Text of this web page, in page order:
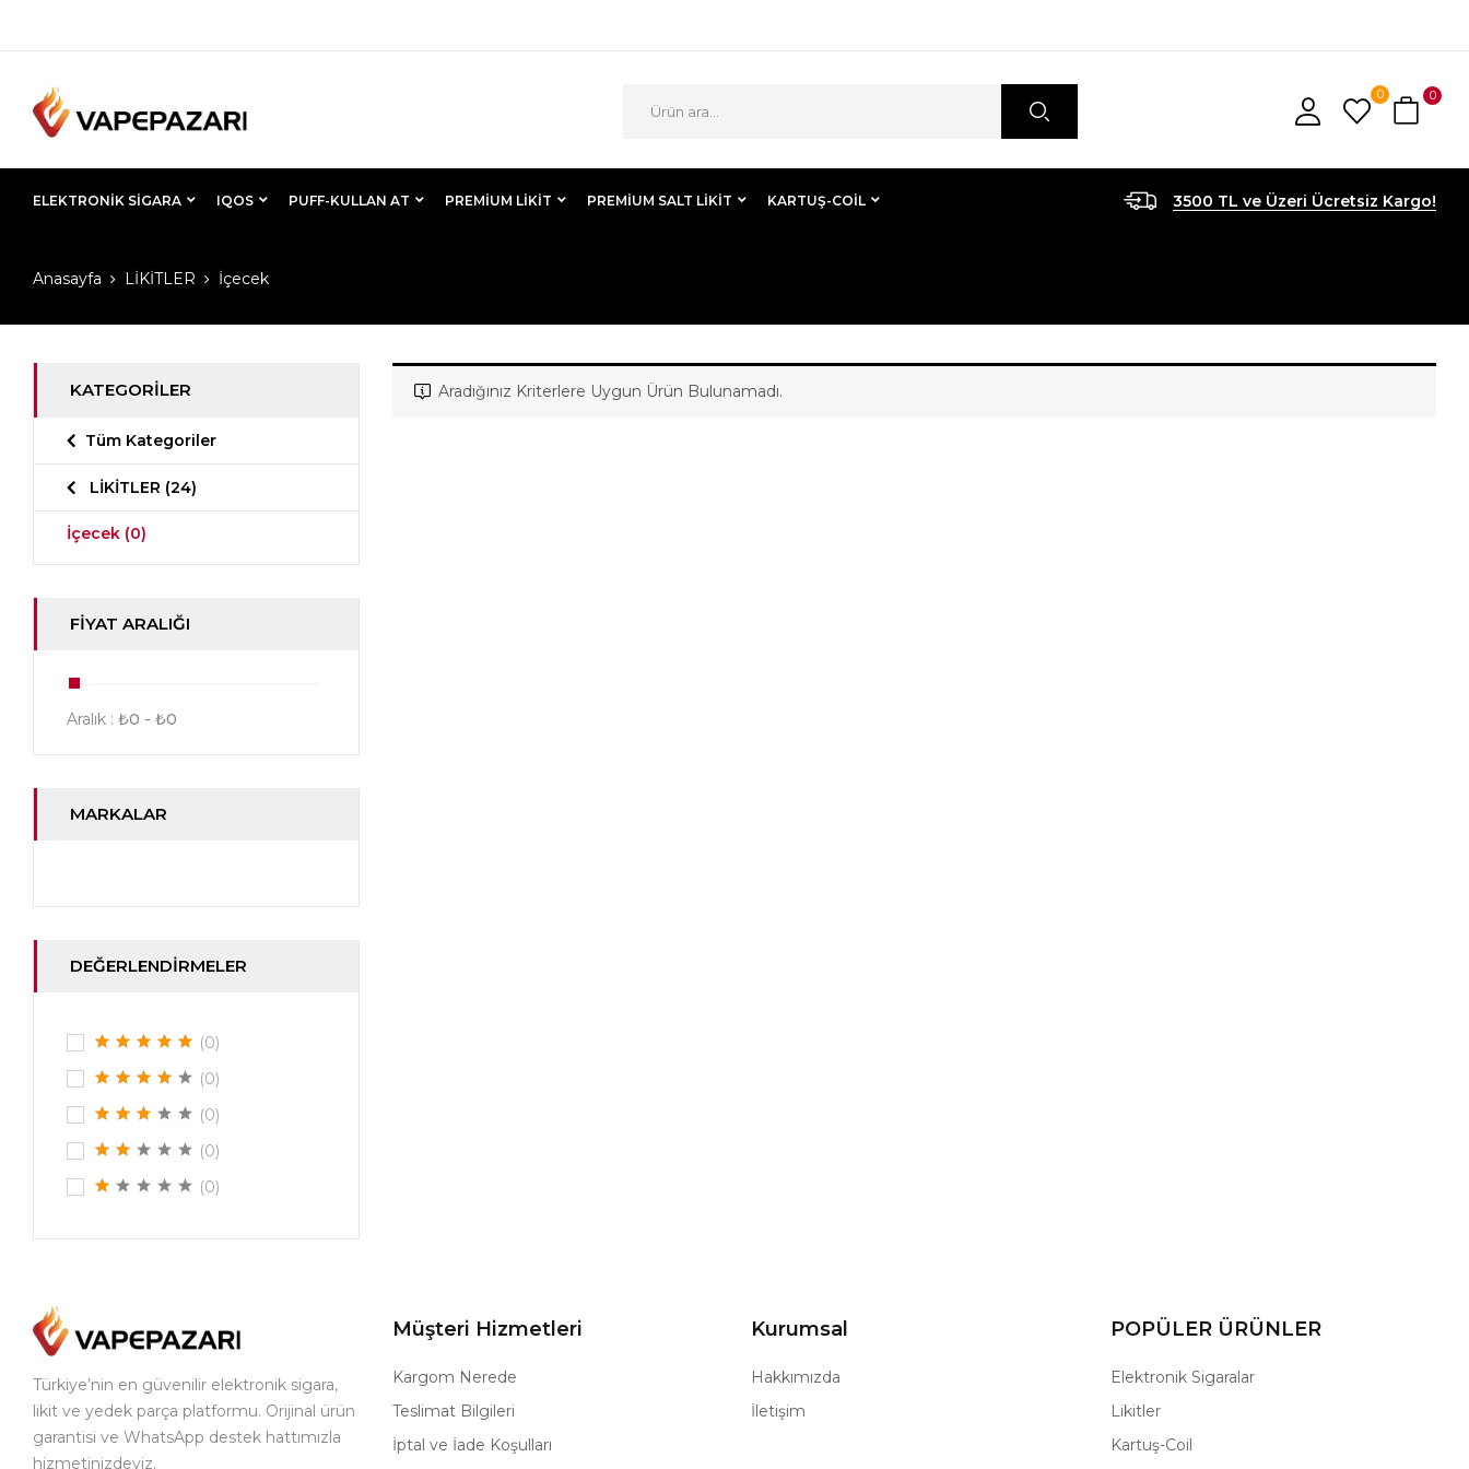
0 0
ELEKTRONIK SIGARA IQOS PUFF-KULLAN AT PREMIUM LIKIT PREMIUM SALT LIKIT KARTUŞ-COİL 3500 TL ve Üzeri Ücretsiz Kargo!
Anasayfa LİKİTLER İçecek
KATEGORILER
Tüm Kategoriler
LİKİTLER (24)
İçecek (0)
FIYAT ARALIĞI
Aralık : ₺0 - ₺0
MARKALAR
DEĞERLENDIRMELER
(0)
(0)
(0)
(0)
(0)
Aradığınız Kriterlere Uygun Ürün Bulunamadı.
Türkiye’nin en güvenilir elektronik sigara,
likit ve yedek parça platformu. Orijinal ürün
garantisi ve WhatsApp destek hattımızla
hizmetinizdeyiz.
Müşteri Hizmetleri
Kargom Nerede
Teslimat Bilgileri
İptal ve İade Koşulları
Kurumsal
Hakkımızda
İletişim
POPÜLER ÜRÜNLER
Elektronik Sigaralar
Likitler
Kartuş-Coil